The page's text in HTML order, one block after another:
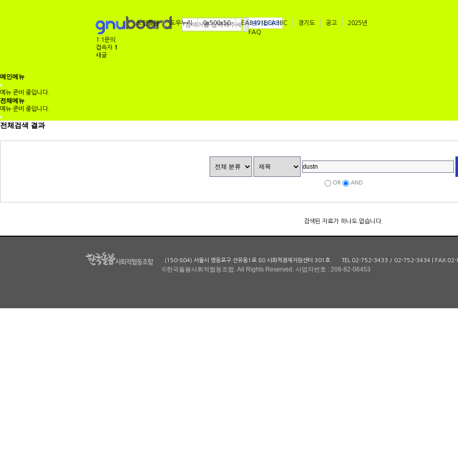
인기검색어
노인돌봄 도우누리 0x500x50 EAB491ECA3BC 경기도 공고
2025년
FAQ
1:1문의
접속자 1
새글
메인메뉴
메뉴 준비 중입니다.
전체메뉴
메뉴 준비 중입니다.
전체검색 결과
OR AND
검색된 자료가 하나도 없습니다.
(150-804) 서울시 영등포구 선유동1로 80 사회적경제지원센터 301호 TEL 02-752-3433 / 02-752-3434 | FAX
©한국돌봄사회적협동조합. All Rights Reserved. 사업자번호 : 208-82-06453